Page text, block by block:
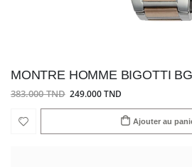
MONTRE HOMME BIGOTTI
383.000 TND 249.000 TND
Ajouter au